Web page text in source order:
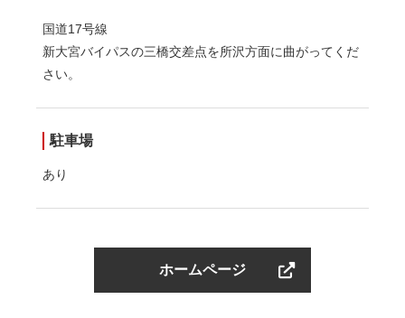
国道17号線
新大宮バイパスの三橋交差点を所沢方面に曲がってくだ
さい。
駐車場
あり
ホームページ